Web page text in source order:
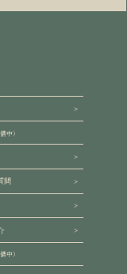
中）
問
中）